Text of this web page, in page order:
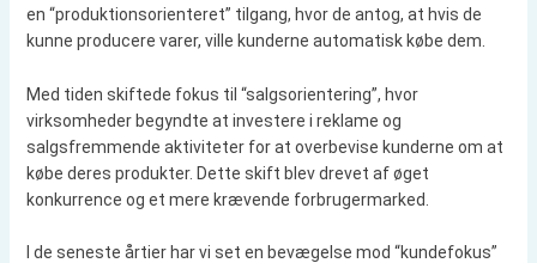
en “produktionsorienteret” tilgang, hvor de antog, at hvis de
kunne producere varer, ville kunderne automatisk købe dem.
Med tiden skiftede fokus til “salgsorientering”, hvor
virksomheder begyndte at investere i reklame og
salgsfremmende aktiviteter for at overbevise kunderne om at
købe deres produkter. Dette skift blev drevet af øget
konkurrence og et mere krævende forbrugermarked.
I de seneste årtier har vi set en bevægelse mod “kundefokus”